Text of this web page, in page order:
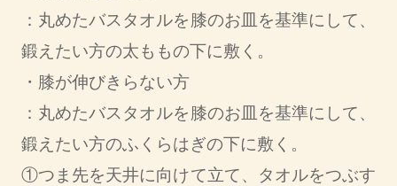
：丸めたバスタオルを膝のお皿を基準にして、
鍛えたい方の太ももの下に敷く。
・膝が伸びきらない方
：丸めたバスタオルを膝のお皿を基準にして、
鍛えたい方のふくらはぎの下に敷く。
①つま先を天井に向けて立て、タオルをつぶす